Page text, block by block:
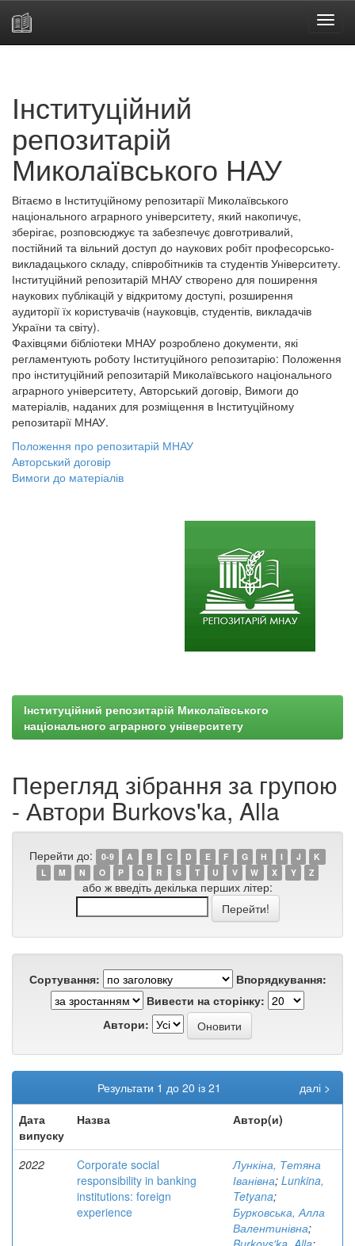
Інституційний
репозитарій
Миколаївського НАУ
Вітаємо в Інституційному репозитарії Миколаївського
національного аграрного університету, який накопичує,
зберігає, розповсюджує та забезпечує довготривалий,
постійний та вільний доступ до наукових робіт професорсько-
викладацького складу, співробітників та студентів Університету.
Інституційний репозитарій МНАУ створено для поширення
наукових публікацій у відкритому доступі, розширення
аудиторії їх користувачів (науковців, студентів, викладачів
України та світу).
Фахівцями бібліотеки МНАУ розроблено документи, які
регламентують роботу Інституційного репозитарію: Положення
про інституційний репозитарій Миколаївського національного
аграрного університету, Авторський договір, Вимоги до
матеріалів, наданих для розміщення в Інституційному
репозитарії МНАУ.
Положення про репозитарій МНАУ
Авторський договір
Вимоги до матеріалів
Інституційний репозитарій Миколаївського
національного аграрного університету
Перегляд зібрання за групою
- Автори Burkovs'ka, Alla
Перейти до: 0-9 A B C D E F G H I J
K
L
M N O P Q R S T U V W X Y Z
або ж введіть декілька перших літер:
Сортування:
Впорядкування:
Вивести на сторінку:
Автори:
Результати 1 до 20 із 21
далі >
Дата
випуску
Назва Автор(и)
2022
Corporate social
responsibility in banking
institutions: foreign
experience
Лункіна, Тетяна
Іванівна; Lunkina,
Tetyana;
Бурковська, Алла
Валентинівна;